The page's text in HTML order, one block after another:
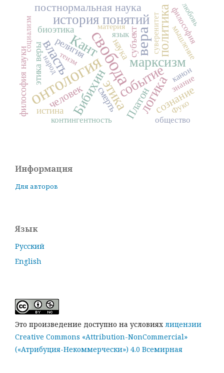
свобода
онтология
вера
Кант
событие
этика
власть марксизм
логика
политика
история понятий
Бибихин
человек сознание
постнормальная наука
Платон
субъект
наука
религия
этика веры
философия науки истина смерть
биоэтика философия
мышление
канон
контингентность
знание
Фуко
общество
язык
социализм суверенитет
народ
любовь
теизм
материя
Информация
Для авторов
Язык
Русский
English
Это произведение доступно на условиях лицензии
Creative Commons «Attribution-NonCommercial»
(«Атрибуция-Некоммерчески») 4.0 Всемирная